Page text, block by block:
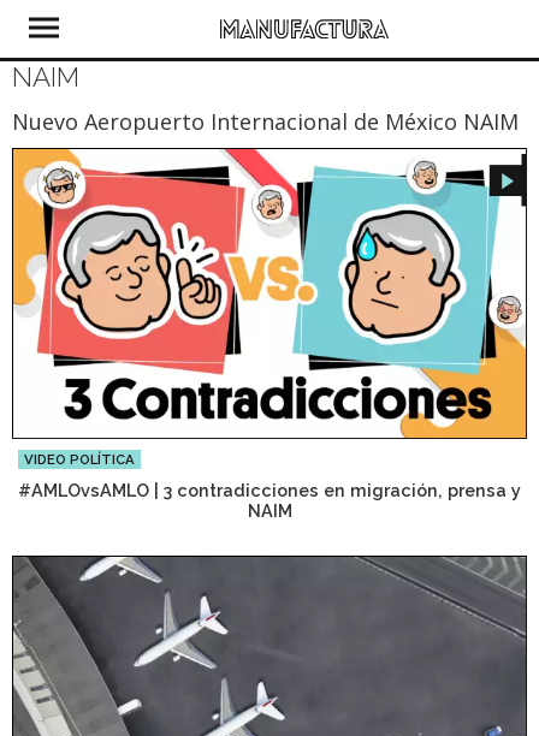
NAIM
Nuevo Aeropuerto Internacional de México NAIM
VIDEO POLÍTICA
#AMLOvsAMLO | 3 contradicciones en migración, prensa y
NAIM